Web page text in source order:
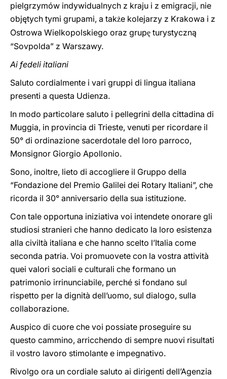
pielgrzymów indywidualnych z kraju i z emigracji, nie
objętych tymi grupami, a także kolejarzy z Krakowa i z
Ostrowa Wielkopolskiego oraz grupę turystyczną
“Sovpolda” z Warszawy.
Ai fedeli italiani
Saluto cordialmente i vari gruppi di lingua italiana
presenti a questa Udienza.
In modo particolare saluto i pellegrini della cittadina di
Muggia, in provincia di Trieste, venuti per ricordare il
50° di ordinazione sacerdotale del loro parroco,
Monsignor Giorgio Apollonio.
Sono, inoltre, lieto di accogliere il Gruppo della
“Fondazione del Premio Galilei dei Rotary Italiani”, che
ricorda il 30° anniversario della sua istituzione.
Con tale opportuna iniziativa voi intendete onorare gli
studiosi stranieri che hanno dedicato la loro esistenza
alla civiltà italiana e che hanno scelto l’Italia come
seconda patria. Voi promuovete con la vostra attività
quei valori sociali e culturali che formano un
patrimonio irrinunciabile, perché si fondano sul
rispetto per la dignità dell’uomo, sul dialogo, sulla
collaborazione.
Auspico di cuore che voi possiate proseguire su
questo cammino, arricchendo di sempre nuovi risultati
il vostro lavoro stimolante e impegnativo.
Rivolgo ora un cordiale saluto ai dirigenti dell’Agenzia